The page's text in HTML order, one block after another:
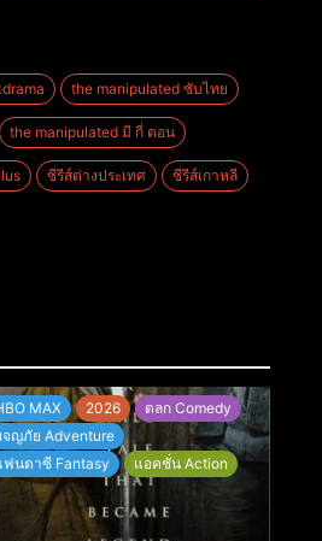
the manipulated ซับไทย
the manipulated มี กี่ ตอน
ซีรีส์ต่างประเทศ ซีรีส์เกาหลี
MAX 2026
ตลก Comedy
จญภัย Adventure
ฟนตาซี Fantasy
แอคชั่น Action